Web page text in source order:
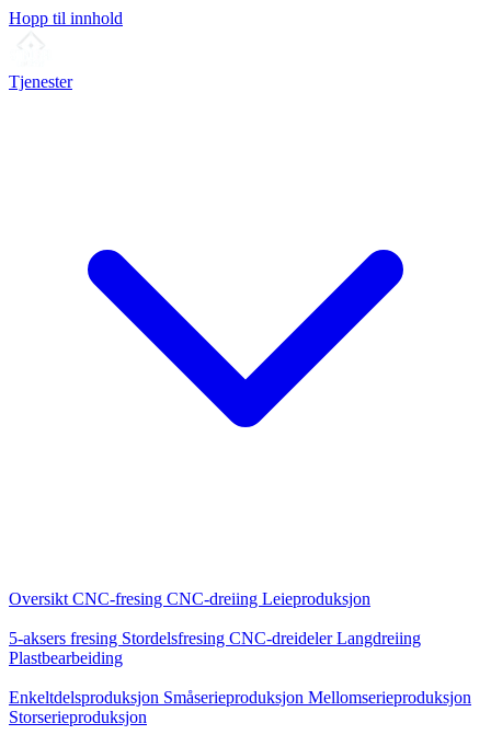
Hopp til innhold
Tjenester
Oversikt CNC-fresing CNC-dreiing Leieproduksjon
5-aksers fresing Stordelsfresing CNC-dreidelerLangdreiing
Plastbearbeiding
Enkeltdelsproduksjon Småserieproduksjon Mellomserieproduksjon
Storserieproduksjon